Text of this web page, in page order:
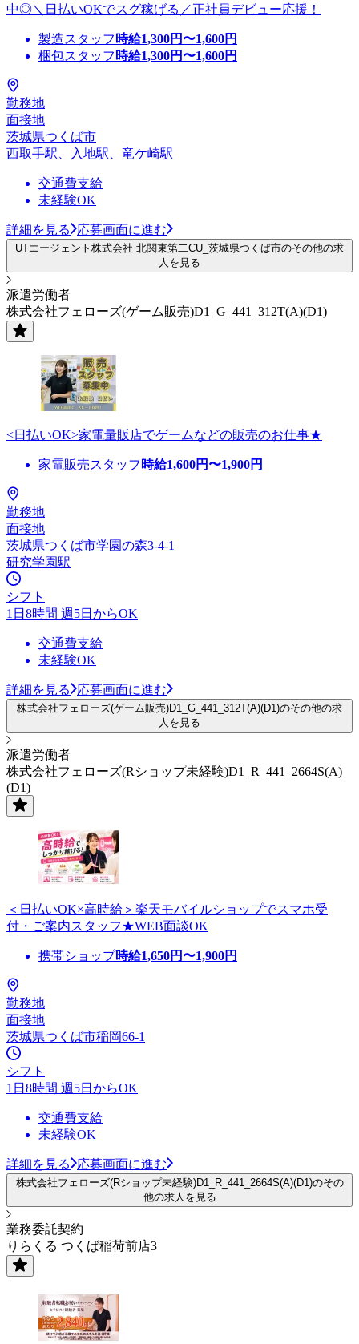
中◎＼日払いOKでスグ稼げる／正社員デビュー応援！
製造スタッフ 時給1,300円〜1,600円
梱包スタッフ 時給1,300円〜1,600円
勤務地
面接地
茨城県つくば市
西取手駅、入地駅、竜ケ崎駅
交通費支給
未経験OK
詳細を見る 応募画面に進む
UTエージェント株式会社 北関東第二CU_茨城県つくば市のその他の求
人を見る
派遣労働者
株式会社フェローズ(ゲーム販売)D1_G_441_312T(A)(D1)
<日払いOK>家電量販店でゲームなどの販売のお仕事★
家電販売スタッフ 時給1,600円〜1,900円
勤務地
面接地
茨城県つくば市学園の森3-4-1
研究学園駅
シフト
1日8時間 週5日からOK
交通費支給
未経験OK
詳細を見る 応募画面に進む
株式会社フェローズ(ゲーム販売)D1_G_441_312T(A)(D1)のその他の求
人を見る
派遣労働者
株式会社フェローズ(Rショップ未経験)D1_R_441_2664S(A)
(D1)
＜日払いOK×高時給＞楽天モバイルショップでスマホ受
付・ご案内スタッフ★WEB面談OK
携帯ショップ時給1,650円〜1,900円
勤務地
面接地
茨城県つくば市稲岡66-1
シフト
1日8時間 週5日からOK
交通費支給
未経験OK
詳細を見る 応募画面に進む
株式会社フェローズ(Rショップ未経験)D1_R_441_2664S(A)(D1)のその
他の求人を見る
業務委託契約
りらくる つくば稲荷前店3